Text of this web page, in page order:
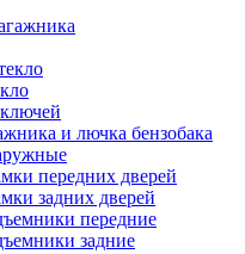
и лючка бензобака
передних дверей
задних дверей
передние
задние